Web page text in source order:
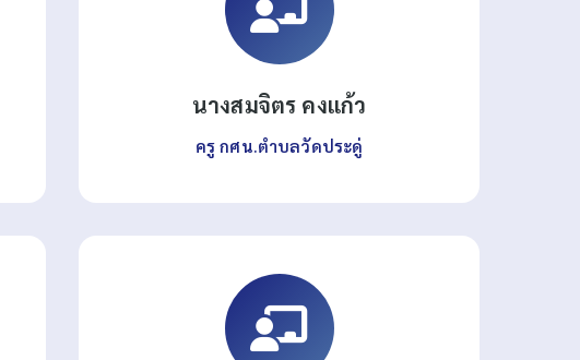
นางสมจิตร คงแก้ว
ครู กศน.ตำบลวัดประดู่